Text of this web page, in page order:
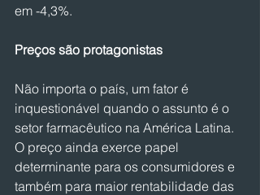
em -4,3%.
Preços são protagonistas
Não importa o país, um fator é
inquestionável quando o assunto é o
setor farmacêutico na América Latina.
O preço ainda exerce papel
determinante para os consumidores e
também para maior rentabilidade das